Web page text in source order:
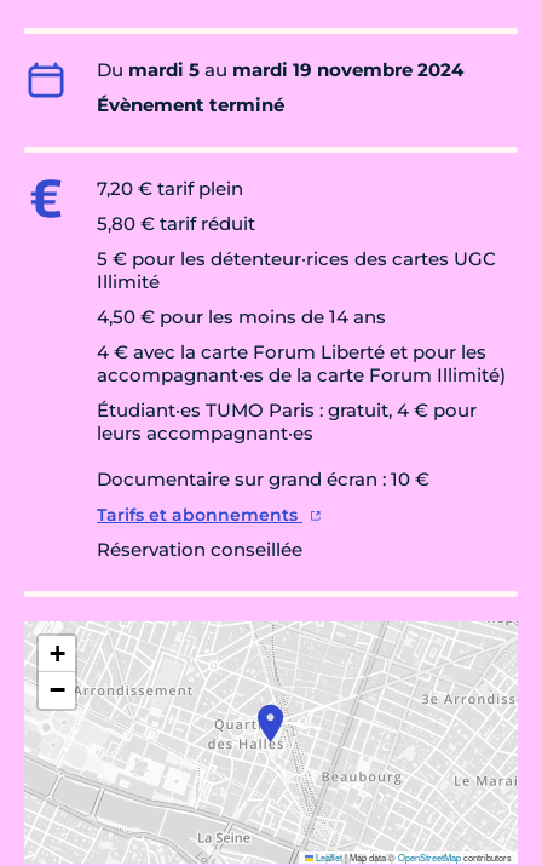
Du mardi 5 au mardi 19 novembre 2024
Évènement terminé
7,20 € tarif plein
5,80 € tarif réduit
5 € pour les détenteur·rices des cartes UGC
Illimité
4,50 € pour les moins de 14 ans
4 € avec la carte Forum Liberté et pour les
accompagnant·es de la carte Forum Illimité)
Étudiant·es TUMO Paris : gratuit, 4 € pour
leurs accompagnant·es
Documentaire sur grand écran : 10 €
Tarifs et abonnements
Réservation conseillée
+
−
Leaflet|Map data ©OpenStreetMapcontributors